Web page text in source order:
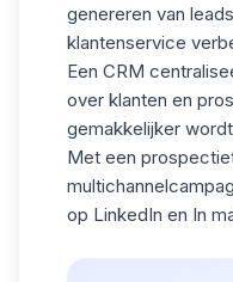
genereren van
klantenservice
Een CRM
over klanten en
gemakkelijker
Met een
op LinkedIn en In